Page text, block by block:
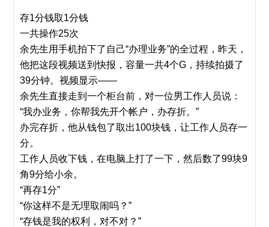
存1分钱取1分钱
一共操作25次
余先生用手机拍下了自己“办理业务”的全过程，昨天，
他把这段视频送到快报，容量一共4个G，持续拍摄了
39分钟。视频显示——
余先生直接走到一个柜台前，对一位男工作人员说：
“我办业务，你帮我先开个帐户，办存折。”
办完存折，他从钱包了取出100块钱，让工作人员存一
分。
工作人员收下钱，在电脑上打了一下，然后数了99块9
角9分给小余。
“再存1分”
“你这样不是无理取闹吗？”
“存钱是我的权利，对不对？”